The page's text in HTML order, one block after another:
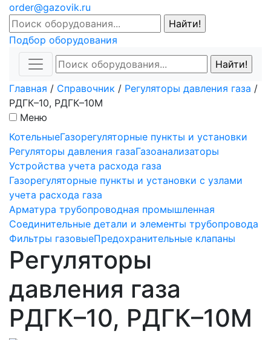
order@gazovik.ru
Подбор оборудования
Главная / Справочник / Регуляторы давления газа /
РДГК–10, РДГК–10М
Меню
КотельныеГазорегуляторные пункты и установки
Регуляторы давления газаГазоанализаторы
Устройства учета расхода газа
Газорегуляторные пункты и установки с узлами
учета расхода газа
Арматура трубопроводная промышленная
Соединительные детали и элементы трубопровода
Фильтры газовыеПредохранительные клапаны
Регуляторы
давления газа
РДГК–10, РДГК–10М